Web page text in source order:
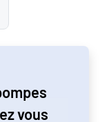
vous